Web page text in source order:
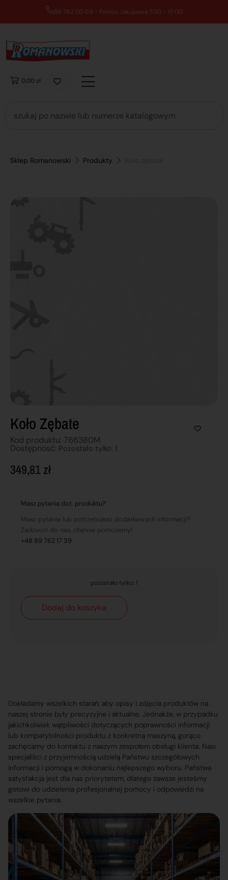
89 762 00 69 - Pomoc zakupowa 7:00 - 16:00
0,00 zł
Sklep Romanowski Produkty
Koło Zębate
Kod produktu: 766380M
Dostępnosć: Pozostało tylko: 1
349,81zł
Masz pytania dot. produktu?
Masz pytania lub potrzebujesz dodatkowych informacji?
Zadzwoń do nas, chętnie pomożemy!
+48 89 762 17 39
pozostało tylko: 1
Dodaj do koszyka
Dokładamy wszelkich starań, aby opisy i zdjęcia produktów na
naszej stronie były precyzyjne i aktualne. Jednakże, w przypadku
jakichkolwiek wątpliwości dotyczących poprawności informacji
lub kompatybilności produktu z konkretną maszyną, gorąco
zachęcamy do kontaktu z naszym zespołem obsługi klienta. Nasi
specjaliści z przyjemnością udzielą Państwu szczegółowych
informacji i pomogą w dokonaniu najlepszego wyboru. Państwa
satysfakcja jest dla nas priorytetem, dlatego zawsze jesteśmy
gotowi do udzielenia profesjonalnej pomocy i odpowiedzi na
wszelkie pytania.